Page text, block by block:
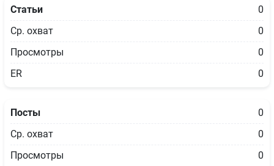
Статьи
0
Ср. охват
0
Просмотры
0
ER
0
Посты
0
Ср. охват
0
Просмотры
0